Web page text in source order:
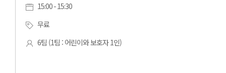
15:00 - 15:30
무료
6팀 (1팀 : 어린이와 보호자 1인)